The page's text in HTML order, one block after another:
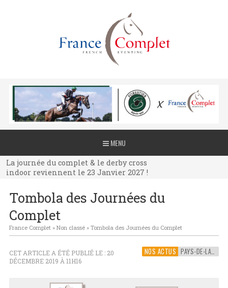
MENU
La journée du complet & le derby cross
indoor reviennent le 23 Janvier 2027 !
La journée du complet & le derby cross
indoor reviennent le 23 Janvier 2027 !
indoor reviennent le 23 Janvier 2027 !
Tombola des Journées du
Complet
France Complet» Non classé» Tombola des Journées du Complet
NOS ACTUS PAYS-DE-LA-LOIRE
CET ARTICLE A ÉTÉ PUBLIÉ LE : 20
DÉCEMBRE 2019 À 11H16